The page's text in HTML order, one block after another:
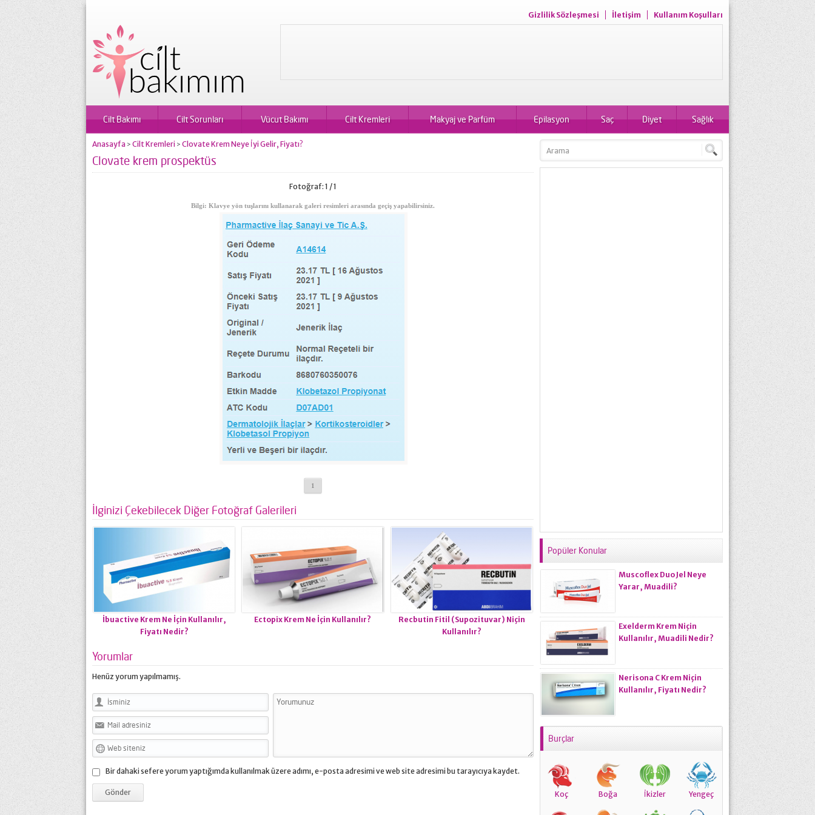
Gizlilik Sözleşmesi İletişim Kullanım Koşulları
Cilt Bakımı Cilt Sorunları Vücut Bakımı Cilt Kremleri Makyaj ve Parfüm Epilasyon Saç Diyet Sağlık
Anasayfa > Cilt Kremleri > Clovate Krem Neye İyi Gelir, Fiyatı?
Clovate krem prospektüs
Fotoğraf: 1 / 1
Bilgi: Klavye yön tuşlarını kullanarak galeri resimleri arasında geçiş yapabilirsiniz.
1
İlginizi Çekebilecek Diğer Fotoğraf Galerileri
İbuactive Krem Ne İçin Kullanılır,
Fiyatı Nedir?
Ectopix Krem Ne İçin Kullanılır?
Recbutin Fitil (Supozituvar) Niçin
Kullanılır?
Yorumlar
Henüz yorum yapılmamış.
Bir dahaki sefere yorum yaptığımda kullanılmak üzere adımı, e-posta adresimi ve web site adresimi bu tarayıcıya kaydet.
Popüler Konular
Muscoflex Duo Jel Neye
Yarar, Muadili?
Exelderm Krem Niçin
Kullanılır, Muadili Nedir?
Nerisona C Krem Niçin
Kullanılır, Fiyatı Nedir?
Burçlar
Koç Boğa İkizler Yengeç